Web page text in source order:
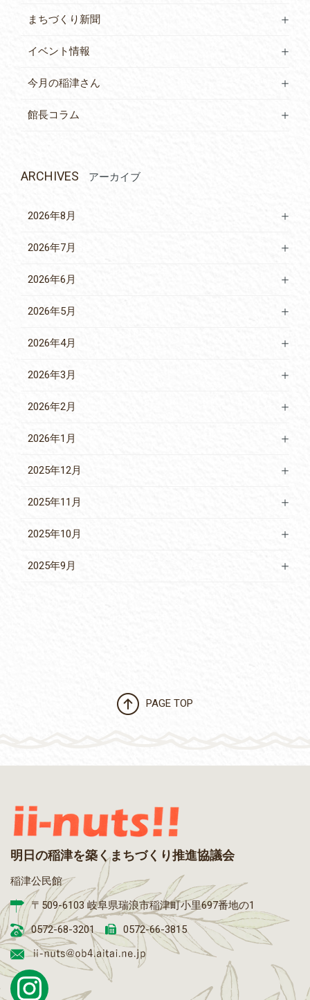
まちづくり新聞
イベント情報
今月の稲津さん
館長コラム
ARCHIVES アーカイブ
2026年8月
2026年7月
2026年6月
2026年5月
2026年4月
2026年3月
2026年2月
2026年1月
2025年12月
2025年11月
2025年10月
2025年9月
PAGE TOP
明日の稲津を築くまちづくり推進協議会
稲津公民館
〒509-6103 岐阜県瑞浪市稲津町小里697番地の1
0572-68-3201
0572-66-3815